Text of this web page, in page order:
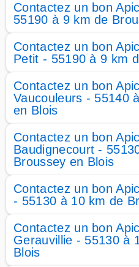
Contactez un bon
55190 à 9 km de
Contactez un bon
Petit - 55190 à 9 km
Contactez un bon
Vaucouleurs - 55140
en Blois
Contactez un bon
Baudignecourt -
Broussey en Blois
Contactez un bon
- 55130 à 10 km de
Contactez un bon
Gerauvillie - 55130 à
Blois